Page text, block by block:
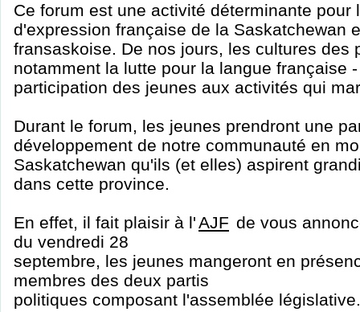
Ce forum est une activité déterminante pour
d'expression française de la Saskatchewan
fransaskoise. De nos jours, les cultures des
notamment la lutte pour la langue française
participation des jeunes aux activités qui
Durant le forum, les jeunes prendront une
développement de notre communauté en
Saskatchewan qu'ils (et elles) aspirent
dans cette province.
En effet, il fait plaisir à l'AJF de vous
du vendredi 28
septembre, les jeunes mangeront en
membres des deux partis
politiques composant l'assemblée législative.